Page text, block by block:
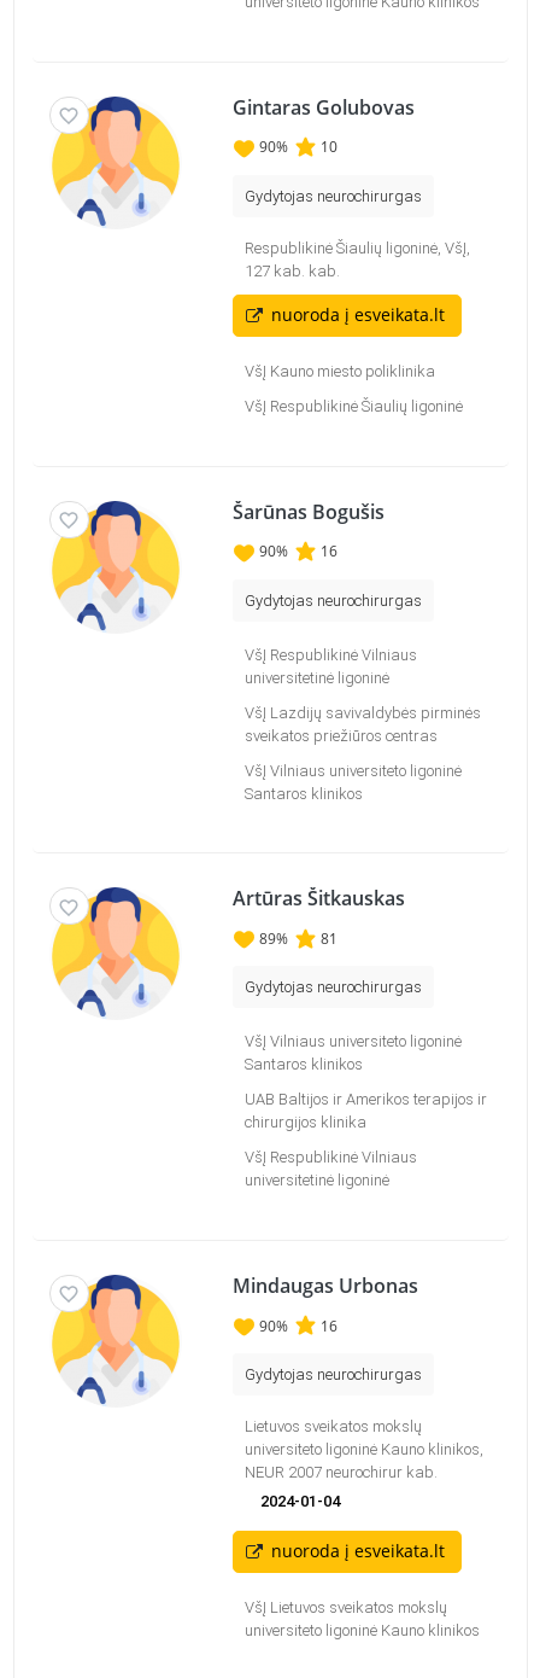
Gintaras Golubovas
90% 10
Gydytojas neurochirurgas
Respublikinė Šiaulių ligoninė, VšĮ,
127 kab. kab.
nuoroda į esveikata.lt
VšĮ Kauno miesto poliklinika
VšĮ Respublikinė Šiaulių ligoninė
Šarūnas Bogušis
90% 16
Gydytojas neurochirurgas
VšĮ Respublikinė Vilniaus
universitetinė ligoninė
VšĮ Lazdijų savivaldybės pirminės
sveikatos priežiūros centras
VšĮ Vilniaus universiteto ligoninė
Santaros klinikos
Artūras Šitkauskas
89% 81
Gydytojas neurochirurgas
VšĮ Vilniaus universiteto ligoninė
Santaros klinikos
UAB Baltijos ir Amerikos terapijos ir
chirurgijos klinika
VšĮ Respublikinė Vilniaus
universitetinė ligoninė
Mindaugas Urbonas
90% 16
Gydytojas neurochirurgas
Lietuvos sveikatos mokslų
universiteto ligoninė Kauno klinikos,
NEUR 2007 neurochirur kab.
2024-01-04
nuoroda į esveikata.lt
VšĮ Lietuvos sveikatos mokslų
universiteto ligoninė Kauno klinikos